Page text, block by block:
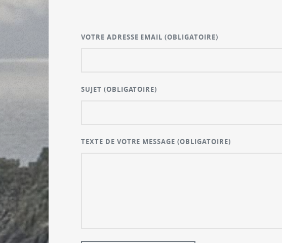
VOTRE ADRESSE EMAIL(OBLIGATOIRE)
SUJET (OBLIGATOIRE)
TEXTE DE VOTRE MESSAGE(OBLIGATOIRE)